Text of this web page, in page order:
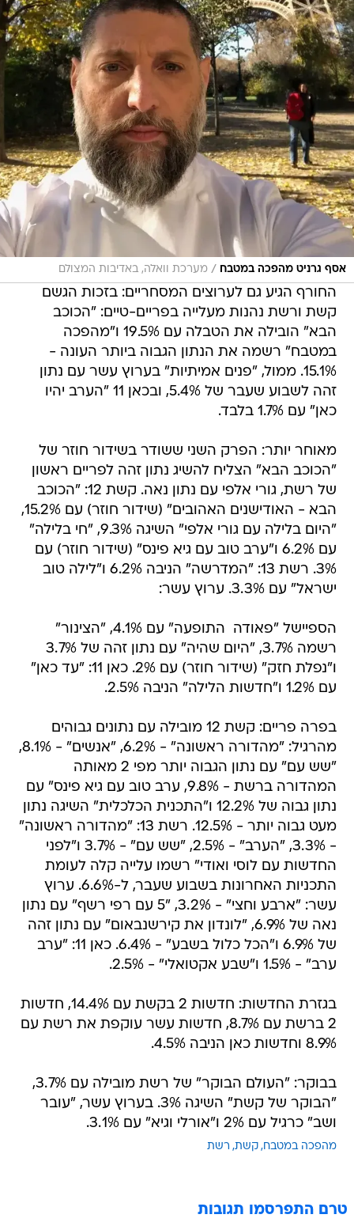
אסף גרניט מהפכה במטבח / מערכת וואלה, באדיבות המצולם
החורף הגיע גם לערוצים המסחריים: בזכות הגשם
קשת ורשת נהנות מעלייה בפריים-טיים: "הכוכב
הבא" הובילה את הטבלה עם 19.5% ו"מהפכה
במטבח" רשמה את הנתון הגבוה ביותר העונה -
15.1%. ממול, "פנים אמיתיות" בערוץ עשר עם נתון
זהה לשבוע שעבר של 5.4%, ובכאן 11 "הערב יהיו
כאן" עם 1.7% בלבד.
מאוחר יותר: הפרק השני ששודר בשידור חוזר של
"הכוכב הבא" הצליח להשיג נתון זהה לפריים ראשון
של רשת, גורי אלפי עם נתון נאה. קשת 12: "הכוכב
הבא - האודישנים האהובים" (שידור חוזר) עם 15.2%,
"היום בלילה עם גורי אלפי" השיגה 9.3%, "חי בלילה"
עם 6.2% ו"ערב טוב עם גיא פינס" (שידור חוזר) עם
3%. רשת 13: "המדרשה" הניבה 6.2% ו"לילה טוב
ישראל" עם 3.3%. ערוץ עשר:
הספיישל "פאודה  התופעה" עם 4.1%, "הצינור"
רשמה 3.7%, "היום שהיה" עם נתון זהה של 3.7%
ו"נפלת חזק" (שידור חוזר) עם 2%. כאן 11: "עד כאן"
עם 1.2% ו"חדשות הלילה" הניבה 2.5%.
בפרה פריים: קשת 12 מובילה עם נתונים גבוהים
מהרגיל: "מהדורה ראשונה" - 6.2%, "אנשים" - 8.1%,
"שש עם" עם נתון הגבוה יותר מפי 2 מאותה
המהדורה ברשת - 9.8%, ערב טוב עם גיא פינס" עם
נתון גבוה של 12.2% ו"התכנית הכלכלית" השיגה נתון
מעט גבוה יותר - 12.5%. רשת 13: "מהדורה ראשונה"
- 3.3%, "הערב" - 2.5%, "שש עם" - 3.7% ו"לפני
החדשות עם לוסי ואודי" רשמו עלייה קלה לעומת
התכניות האחרונות בשבוע שעבר, ל-6.6%. ערוץ
עשר: "ארבע וחצי" - 3.2%, "5 עם רפי רשף" עם נתון
נאה של 6.9%, "לונדון את קירשנבאום" עם נתון זהה
של 6.9% ו"הכל כלול בשבע" - 6.4%. כאן 11: "ערב
ערב" - 1.5% ו"שבע אקטואלי" - 2.5%.
בגזרת החדשות: חדשות 2 בקשת עם 14.4%, חדשות
2 ברשת עם 8.7%, חדשות עשר עוקפת את רשת עם
8.9% וחדשות כאן הניבה 4.5%.
בבוקר: "העולם הבוקר" של רשת מובילה עם 3.7%,
"הבוקר של קשת" השיגה 3%. בערוץ עשר, "עובר
ושב" כרגיל עם 2% ו"אורלי וגיא" עם 3.1%.
מהפכה במטבח קשת רשת
טרם התפרסמו תגובות